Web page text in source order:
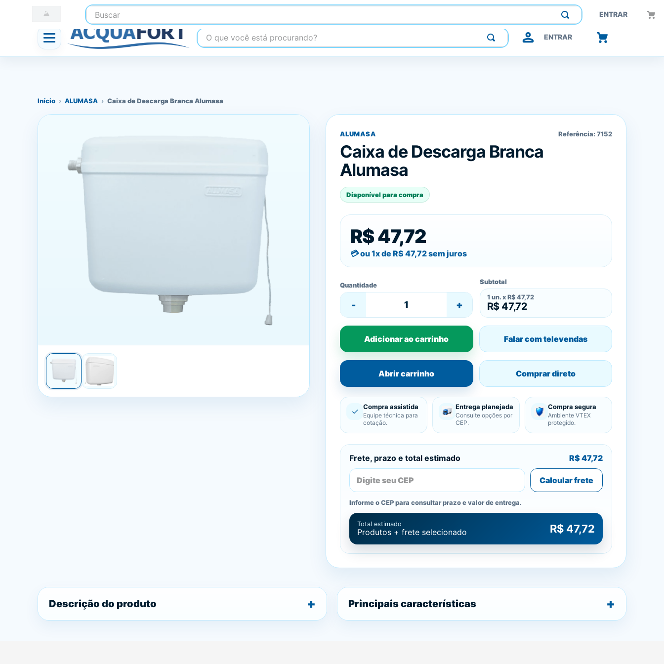
Buscar ENTRAR
☎ (41) 3247-1199 Construindo confiança, inovando o futuro.
O que você está procurando? ENTRAR
Início › ALUMASA › Caixa de Descarga Branca Alumasa
ALUMASA Referência: 7152
Caixa de Descarga Branca
Alumasa
Disponível para compra
R$ 47,72
ou 1x de R$ 47,72sem juros
Quantidade
- +
Subtotal
1 un. x R$ 47,72
R$ 47,72
Adicionar ao carrinho Falar com televendas
Abrir carrinho Comprar direto
✓ Compra assistida
Equipe técnica para
cotação.
Entrega planejada
Consulte opções por
CEP.
Compra segura
Ambiente VTEX
protegido.
Frete, prazo e total estimado R$ 47,72
Calcular frete
Informe o CEP para consultar prazo e valor de entrega.
Total estimado
Produtos + frete selecionado R$ 47,72
Descrição do produto Principais características